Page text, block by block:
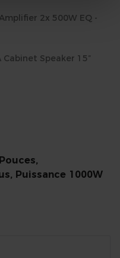
2x 500W EQ -
Cabinet Speaker 15”
Puissance 1000W